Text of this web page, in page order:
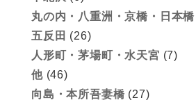
丸の内・八重洲・京橋・日本橋
五反田 (26)
人形町・茅場町・水天宮 (7)
他(46)
向島・本所吾妻橋 (27)